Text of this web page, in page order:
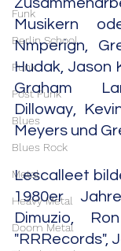
Funk
Berlin School
Punk
Post Punk
Blues
Blues Rock
Metal
Heavy Metal
Doom Metal
Musikern
Nmperign,
Hudak, Jason
Graham
Dilloway,
Meyers und
Lescalleet
1980er
Dimuzio,
"RRRecords",